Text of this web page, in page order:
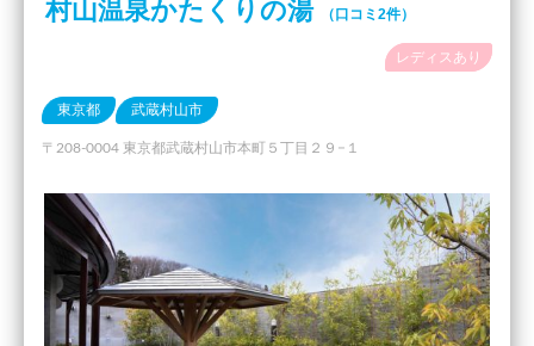
村山温泉かたくりの湯 （口コミ2件）
レディスあり
東京都 武蔵村山市
〒208-0004 東京都武蔵村山市本町５丁目２９−１